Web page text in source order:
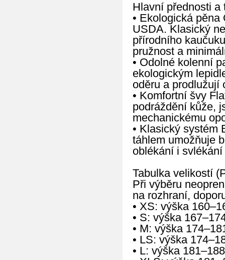
Hlavní přednosti a
• Ekologická
USDA. Klasický
přírodního
pružnost a
• Odolné kolenní
ekologickým
oděru a prodlužují
• Komfortní švy
podráždění kůže,
mechanickému
• Klasický systém
táhlem umožňuje
oblékání i
Tabulka velikostí
Při výběru
na rozhraní,
• XS: výška
• S: výška
• M: výška
• LS: výška
• L: výška